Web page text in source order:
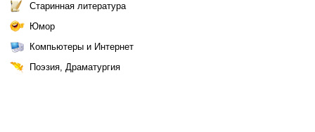
Старинная литература
Юмор
Компьютеры и Интернет
Поэзия, Драматургия